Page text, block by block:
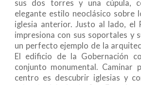
sus dos torres y una cúpula,
elegante estilo neoclásico sobre
iglesia anterior. Justo al lado, el
impresiona con sus soportales y
un perfecto ejemplo de la
El edificio de la Gobernación
conjunto monumental. Caminar
centro es descubrir iglesias y